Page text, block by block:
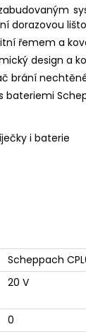
dorazovou
řemem a
design a
brání
bateriemi
i baterie
Scheppach
20 V
0